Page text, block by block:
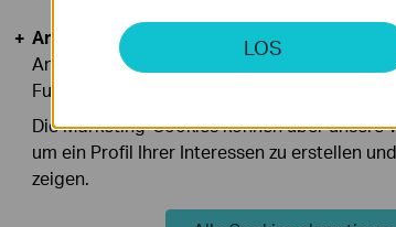
Smart-Home >
Smart-Home >
Geschäftskunden
LOS
Analyse- und Marketing-Cookies
Analyse-Cookies ermöglichen es uns, Ihre
Funktionsweise unserer Website zu
Die Marketing-Cookies können über
um ein Profil Ihrer Interessen zu erstellen
zeigen.